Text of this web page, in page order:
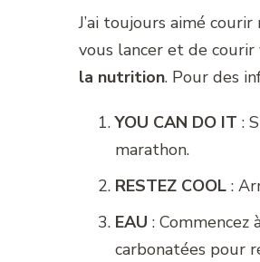
J’ai toujours aimé
vous lancer et de
la nutrition. Pour des
YOU CAN DO IT :
marathon.
RESTEZ COOL :
EAU : Commencez
carbonatées pour